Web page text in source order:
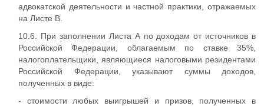
адвокатской деятельности и частной практики, отражаемых
на Листе В.
10.6. При заполнении Листа А по доходам от источников в
Российской Федерации, облагаемым по ставке 35%,
налогоплательщики, являющиеся налоговыми резидентами
Российской Федерации, указывают суммы доходов,
полученных в виде:
- стоимости любых выигрышей и призов, полученных в